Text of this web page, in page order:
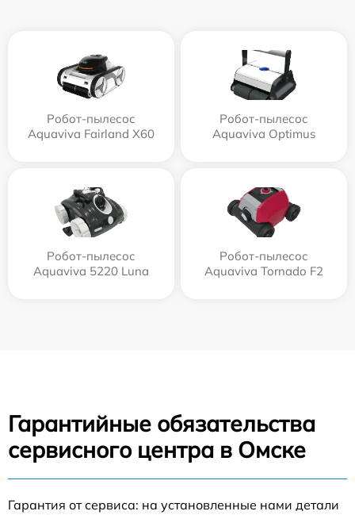
Робот-пылесос
Aquaviva Fairland X60
Робот-пылесос
Aquaviva Optimus
Робот-пылесос
Aquaviva 5220 Luna
Робот-пылесос
Aquaviva Tornado F2
Гарантийные обязательства
сервисного центра в Омске
Гарантия от сервиса: на установленные нами детали